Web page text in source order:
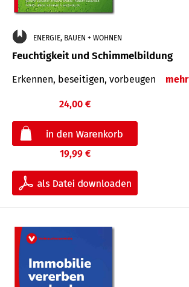
ENERGIE, BAUEN + WOHNEN
Feuchtigkeit und Schimmelbildung
Erkennen, beseitigen, vorbeugen mehr
24,00 €
19,99 €